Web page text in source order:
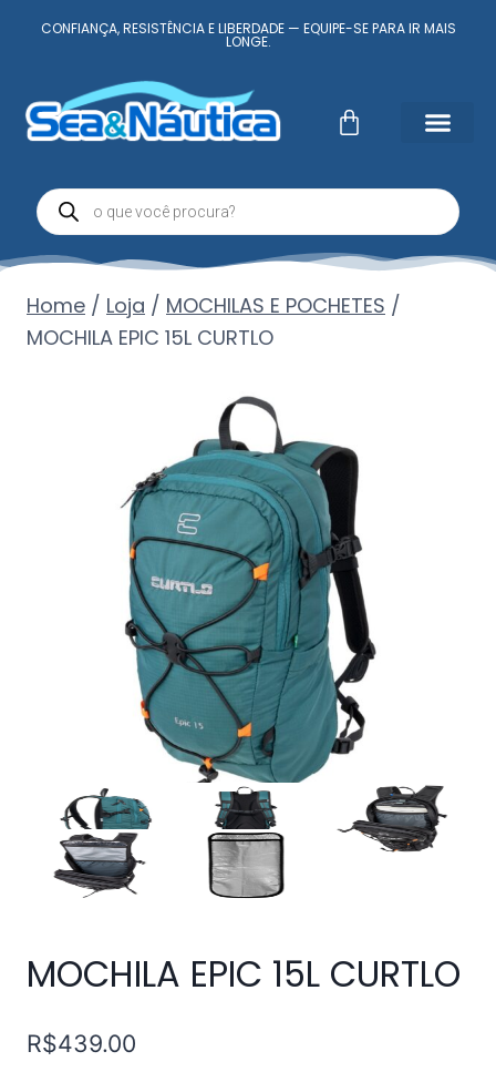
CONFIANÇA, RESISTÊNCIA E LIBERDADE — EQUIPE-SE PARA IR MAIS
LONGE.
Home / Loja / MOCHILAS E POCHETES /
MOCHILA EPIC 15L CURTLO
MOCHILA EPIC 15L CURTLO
R$439.00